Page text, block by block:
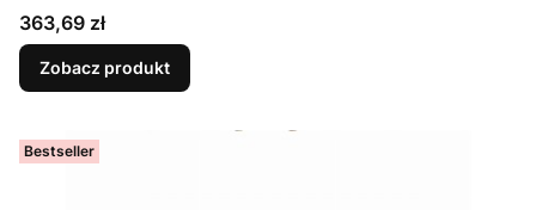
Cena
363,69 zł
Zobacz produkt
Bestseller